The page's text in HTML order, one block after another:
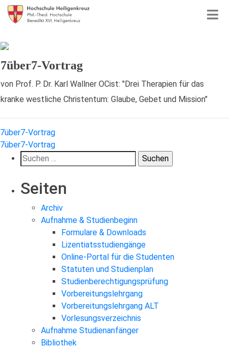
7über7-Vortrag
von Prof. P. Dr. Karl Wallner OCist: "Drei Therapien für das
kranke westliche Christentum: Glaube, Gebet und Mission"
Beitragsnavigation
7über7-Vortrag
7über7-Vortrag
Suchen
nach:
Seiten
Archiv
Aufnahme & Studienbeginn
Formulare & Downloads
Lizentiatsstudiengänge
Online-Portal für die Studenten
Statuten und Studienplan
Studienberechtigungsprüfung
Vorbereitungslehrgang
Vorbereitungslehrgang ALT
Vorlesungsverzeichnis
Aufnahme Studienanfänger
Bibliothek